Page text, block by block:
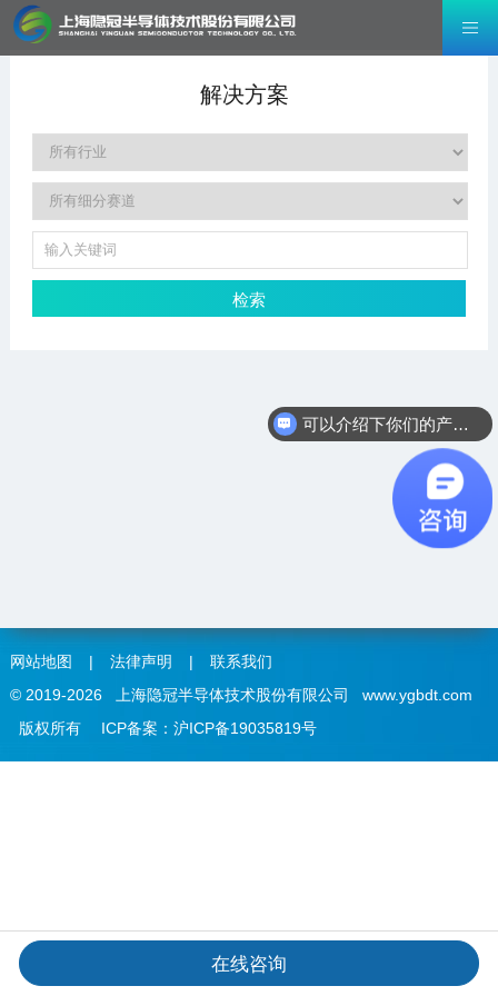
解决方案
检索
网站地图 | 法律声明 |
联系我们
© 2019-2026 上海隐冠半导体技术股份有限公司 www.ygbdt.com
版权所有
ICP备案：沪ICP备19035819号
可以介绍下你们的产品么
在线咨询